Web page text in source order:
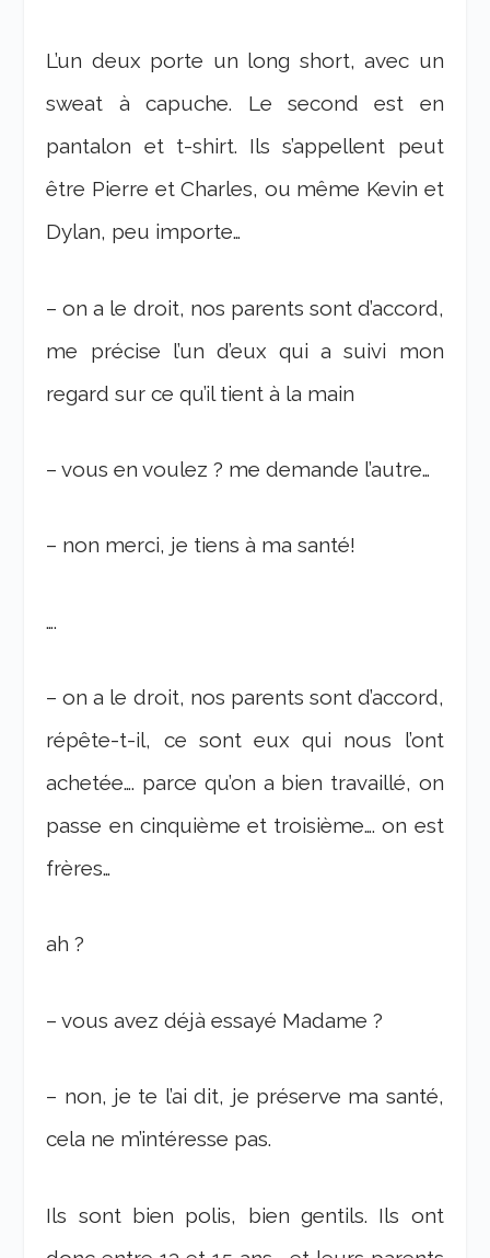
L’un deux porte un long short, avec un
sweat à capuche. Le second est en
pantalon et t-shirt. Ils s’appellent peut
être Pierre et Charles, ou même Kevin et
Dylan, peu importe…
– on a le droit, nos parents sont d’accord,
me précise l’un d’eux qui a suivi mon
regard sur ce qu’il tient à la main
– vous en voulez ? me demande l’autre…
– non merci, je tiens à ma santé!
….
– on a le droit, nos parents sont d’accord,
répête-t-il, ce sont eux qui nous l’ont
achetée…. parce qu’on a bien travaillé, on
passe en cinquième et troisième…. on est
frères…
ah ?
– vous avez déjà essayé Madame ?
– non, je te l’ai dit, je préserve ma santé,
cela ne m’intéresse pas.
Ils sont bien polis, bien gentils. Ils ont